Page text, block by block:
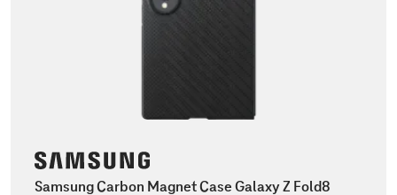
Samsung Carbon Magnet Case Galaxy Z Fold8